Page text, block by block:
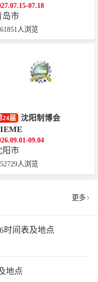
07.18
岛市
61851人浏览
24届 沈阳制博会
09.04
阳市
52729人浏览
更多
时间表及地点
地点